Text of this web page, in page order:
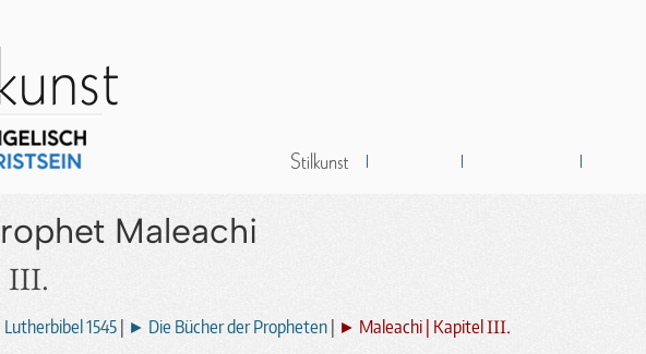
Maleachi
III.
1545 ► Die Bücher der Propheten ► Maleachi | Kapitel III.